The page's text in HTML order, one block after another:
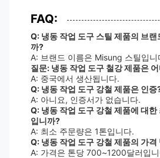
FAQ:
Q: 냉동 작업 도구 스틸 제품의 브
까?
A: 브랜드 이름은 Misung 스틸입니
질문: 냉동 작업 도구 철강 제품은
A: 중국에서 생산됩니다.
Q: 냉동 작업 도구 강철 제품은 인증
A: 아니요, 인증서가 없습니다.
Q: 냉동 작업 도구 강철 제품에 대한
입니까?
A: 최소 주문량은 1톤입니다.
Q: 냉동 작업 도구 강철 제품의 가
A: 가격은 톤당 700~1200달러입